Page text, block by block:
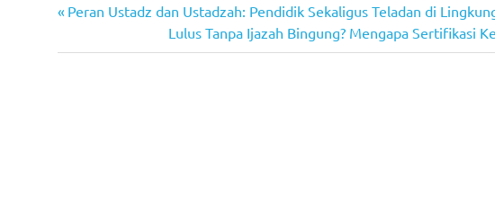
Navigasi
pos
Previous
Peran Ustadz dan Ustadzah: Pendidik Sekaligus Teladan di
Next
Post:
Lulus Tanpa Ijazah Bingung? Mengapa Sertifikasi